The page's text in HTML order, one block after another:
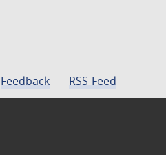
Feedback RSS-Feed